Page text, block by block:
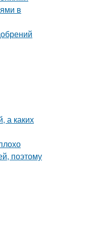
в
а каких
поэтому